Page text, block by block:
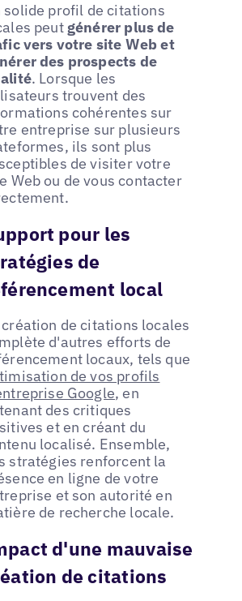
solide profil de citations
peutgénérer plus de
vers votre site Web et
des prospects de
. Lorsque les
trouvent des
cohérentes sur
entreprise sur plusieurs
ils sont plus
de visiter votre
Web ou de vous contacter
pour les
de
local
création de citations locales
d'autres efforts de
locaux, tels que
de vos profils
Google, en
des critiques
et en créant du
localisé. Ensemble,
stratégies renforcent la
en ligne de votre
et son autorité en
de recherche locale.
d'une mauvaise
de citations